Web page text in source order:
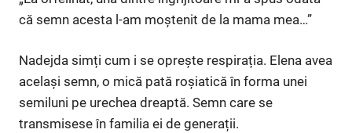
că semn acesta l-am moștenit de la mama mea…”
Nadejda simți cum i se oprește respirația. Elena avea
același semn, o mică pată roșiatică în forma unei
semiluni pe urechea dreaptă. Semn care se
transmisese în familia ei de generații.